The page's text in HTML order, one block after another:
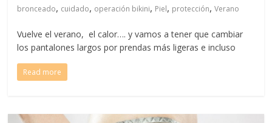
bronceado, cuidado, operación bikini, Piel, protección,Verano
Vuelve el verano, el calor…. y vamos a tener que cambiar
los pantalones largos por prendas más ligeras e incluso
Read more